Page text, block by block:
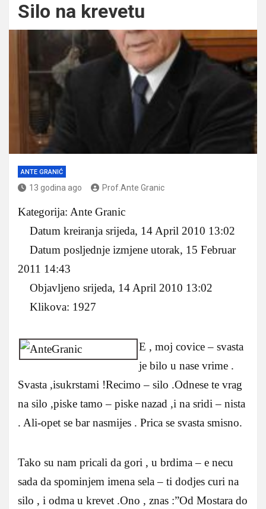
Silo na krevetu
ANTE GRANIĆ
13 godina ago Prof.Ante Granic
Kategorija: Ante Granic
Datum kreiranja srijeda, 14 April 2010 13:02
Datum posljednje izmjene utorak, 15 Februar
2011 14:43
Objavljeno srijeda, 14 April 2010 13:02
Klikova: 1927
E , moj covice – svasta
je bilo u nase vrime .
Svasta ,isukrstami !Recimo – silo .Odnese te vrag
na silo ,piske tamo – piske nazad ,i na sridi – nista
. Ali-opet se bar nasmijes . Prica se svasta smisno.
Tako su nam pricali da gori , u brdima – e necu
sada da spominjem imena sela – ti dodjes curi na
silo , i odma u krevet .Ono , znas :”Od Mostara do